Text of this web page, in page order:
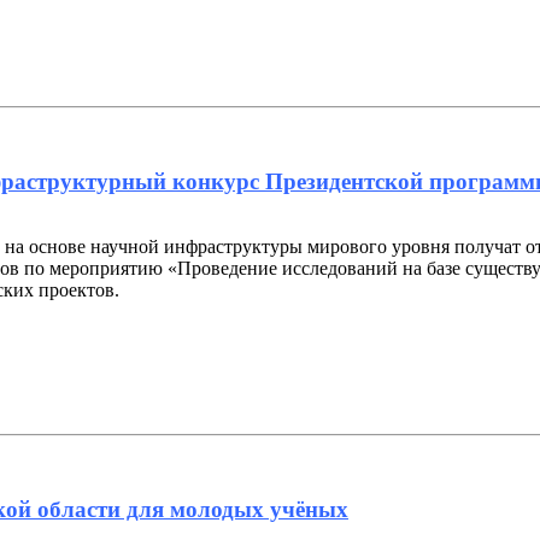
конкурс Президентской
основе научной инфраструктуры мирового уровня получат
по мероприятию «Проведение исследований на базе
проектов.
области для молодых учёных